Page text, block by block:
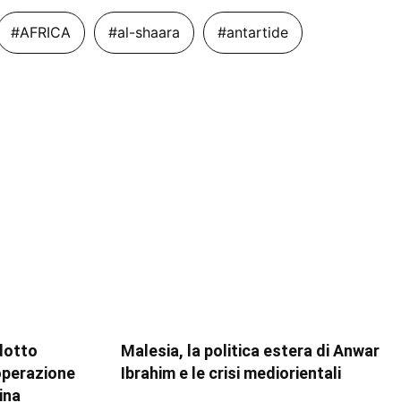
#AFRICA #al-shaara #antartide
Malesia, la politica estera di Anwar
Ibrahim e le crisi mediorientali